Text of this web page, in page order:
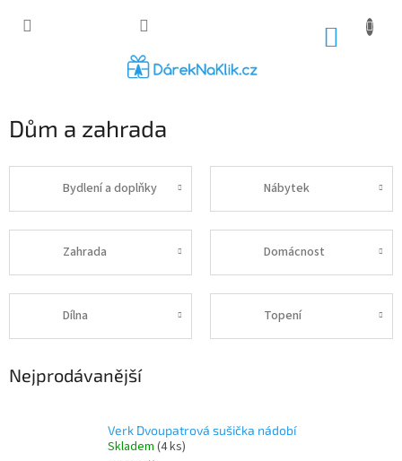
Dům a zahrada
Bydlení a doplňky Nábytek
Zahrada Domácnost
Dílna Topení
Nejprodávanější
Verk Dvoupatrová sušička nádobí
Skladem (4 ks)